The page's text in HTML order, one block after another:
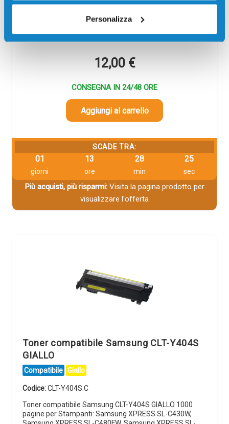
Personalizza
pagine per Stampanti: Samsung XPRESS SL-C430W,
C480W
12,00 €
CONSEGNA IN 24/48 ORE
Aggiungi al carrello
SCADE TRA:
01
giorni
13
ore
28
min
25
sec
Più acquisti, più risparmi:Visita la pagina prodotto per
visualizzare l'offerta
Toner compatibile Samsung CLT-Y404S
GIALLO
Compatibile Giallo
Codice:CLT-Y404S.C
Toner compatibile Samsung CLT-Y404S GIALLO 1000
pagine per Stampanti: Samsung XPRESS SL-C430W,